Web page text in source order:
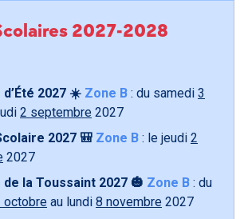
2027-2028
2027 ☀️ Zone B : du samedi 3
2 septembre 2027
2027 🎒 Zone B : le jeudi 2
2027
la Toussaint 2027 🎃 Zone B : du
octobre au lundi 8 novembre 2027